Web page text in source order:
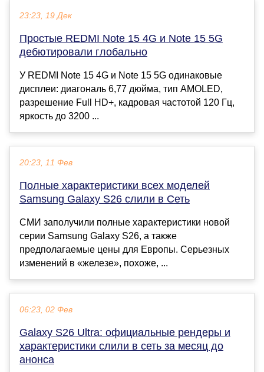
23:23, 19 Дек
Простые REDMI Note 15 4G и Note 15 5G
дебютировали глобально
У REDMI Note 15 4G и Note 15 5G одинаковые
дисплеи: диагональ 6,77 дюйма, тип AMOLED,
разрешение Full HD+, кадровая частотой 120 Гц,
яркость до 3200 ...
20:23, 11 Фев
Полные характеристики всех моделей
Samsung Galaxy S26 слили в Сеть
СМИ заполучили полные характеристики новой
серии Samsung Galaxy S26, а также
предполагаемые цены для Европы. Серьезных
изменений в «железе», похоже, ...
06:23, 02 Фев
Galaxy S26 Ultra: официальные рендеры и
характеристики слили в сеть за месяц до
анонса